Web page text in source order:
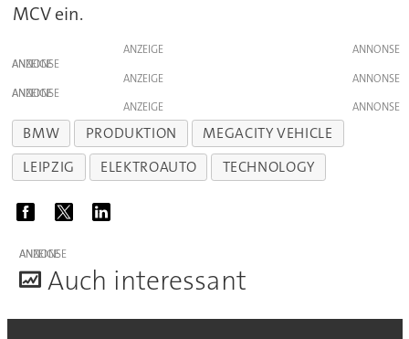
MCV ein.
ANZEIGE
ANZEIGE
ANZEIGE
ANZEIGE
ANZEIGE
BMW PRODUKTION
MEGACITY VEHICLE
LEIPZIG
ELEKTROAUTO TECHNOLOGY
ANZEIGE
Auch interessant